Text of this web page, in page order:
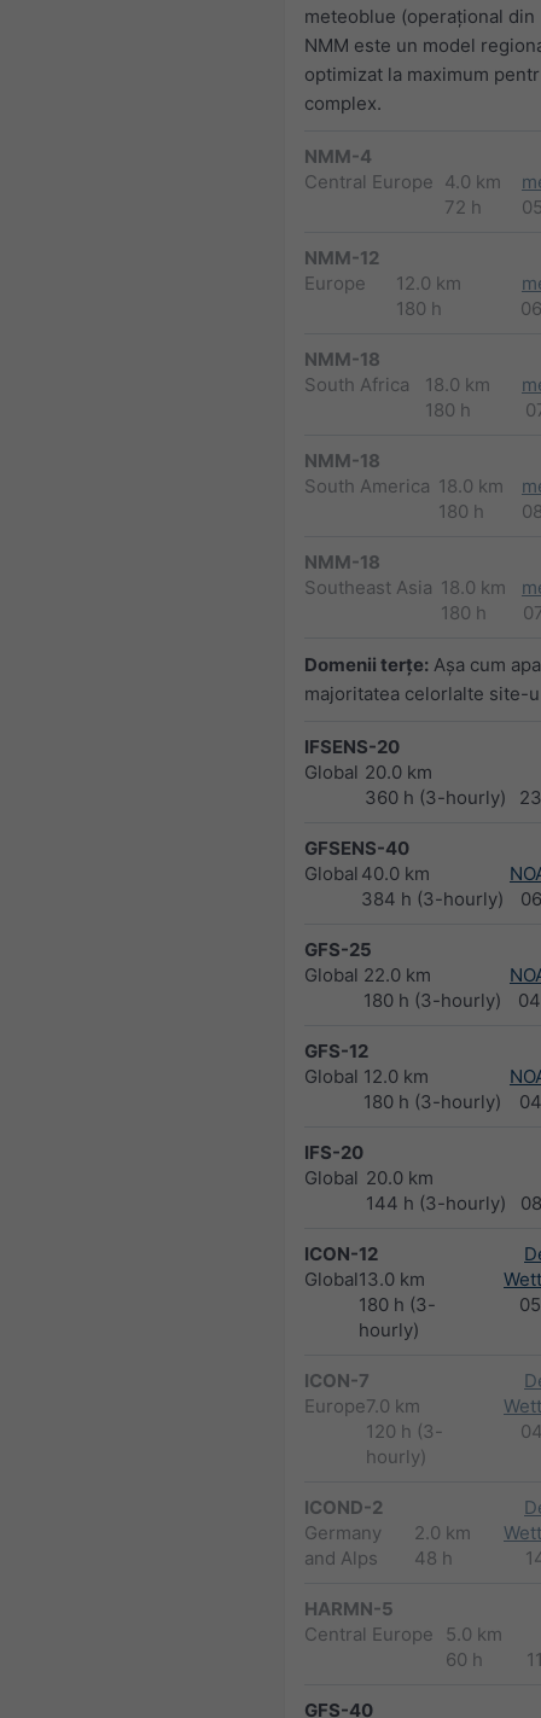
meteoblue (operaţional din
NMM este un model
optimizat la maximum
complex.
NMM-4
Central Europe 4.0 km
72 h
NMM-12
Europe
12.0 km
180 h
NMM-18
South Africa
18.0 km
180 h
NMM-18
South America 18.0 km
180 h
NMM-18
Southeast Asia 18.0 km
180 h
Domenii terţe: Aşa cum
majoritatea celorlalte site-
IFSENS-20
Global 20.0 km
360 h (3-hourly)
GFSENS-40
Global 40.0 km
384 h (3-hourly)
GFS-25
Global 22.0 km
180 h (3-hourly)
GFS-12
Global 12.0 km
180 h (3-hourly)
IFS-20
Global 20.0 km
144 h (3-hourly)
ICON-12
Global13.0 km
180 h (3-
hourly)
ICON-7
Europe7.0 km
120 h (3-
hourly)
ICOND-2
Germany
and Alps
2.0 km
48 h
HARMN-5
Central Europe
5.0 km
60 h
GFS-40